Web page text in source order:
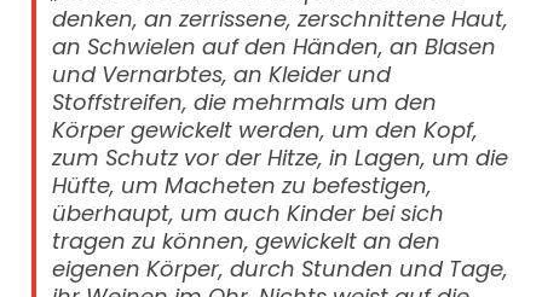
denken, an zerrissene, zerschnittene Haut,
an Schwielen auf den Händen, an Blasen
und Vernarbtes, an Kleider und
Stoffstreifen, die mehrmals um den
Körper gewickelt werden, um den Kopf,
zum Schutz vor der Hitze, in Lagen, um die
Hüfte, um Macheten zu befestigen,
überhaupt, um auch Kinder bei sich
tragen zu können, gewickelt an den
eigenen Körper, durch Stunden und Tage,